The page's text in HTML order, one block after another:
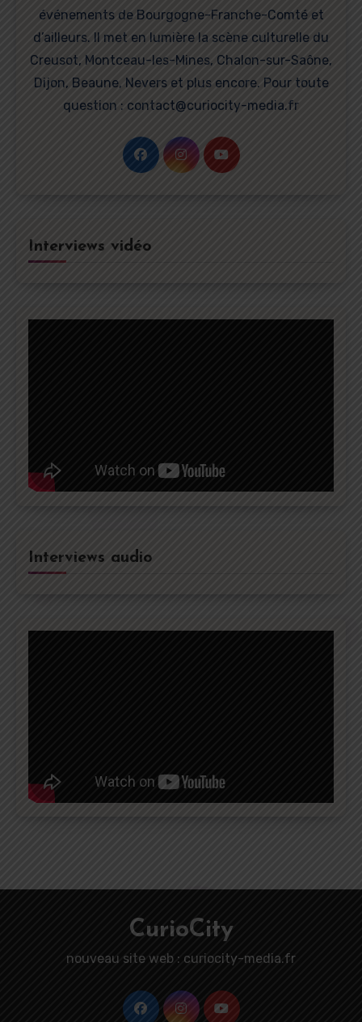
événements de Bourgogne-Franche-Comté et
d’ailleurs. Il met en lumière la scène culturelle du
Creusot, Montceau-les-Mines, Chalon-sur-Saône,
Dijon, Beaune, Nevers et plus encore. Pour toute
question : contact@curiocity-media.fr
Interviews vidéo
Interviews audio
CurioCity
nouveau site web : curiocity-media.fr